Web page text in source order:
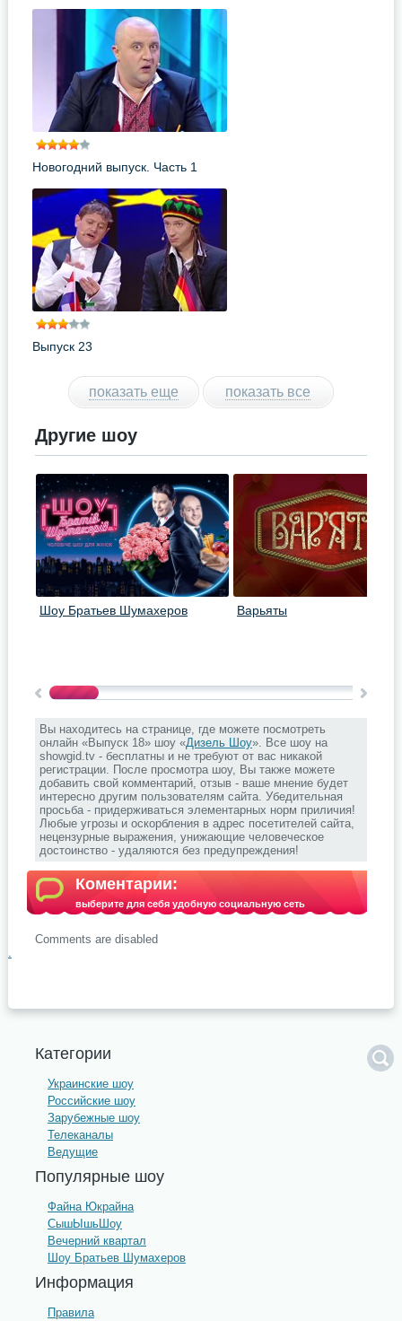
Новогодний выпуск. Часть 1
Выпуск 23
показать еще показать все
Другие шоу
Шоу Братьев Шумахеров Варьяты
Вы находитесь на странице, где можете посмотреть
онлайн «Выпуск 18» шоу «Дизель Шоу». Все шоу на
showgid.tv - бесплатны и не требуют от вас никакой
регистрации. После просмотра шоу, Вы также можете
добавить свой комментарий, отзыв - ваше мнение будет
интересно другим пользователям сайта. Убедительная
просьба - придерживаться элементарных норм приличия!
Любые угрозы и оскорбления в адрес посетителей сайта,
нецензурные выражения, унижающие человеческое
достоинство - удаляются без предупреждения!
Коментарии:
выберите для себя удобную социальную сеть
Comments are disabled
.
Категории
Украинские шоу
Российские шоу
Зарубежные шоу
Телеканалы
Ведущие
Популярные шоу
Файна Юкрайна
СышЫшьШоу
Вечерний квартал
Шоу Братьев Шумахеров
Информация
Правила